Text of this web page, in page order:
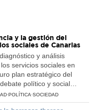
y la gestión del
sociales de Canarias
y análisis
servicios sociales en
plan estratégico del
político y social…
·POLÍTICA·SOCIEDAD